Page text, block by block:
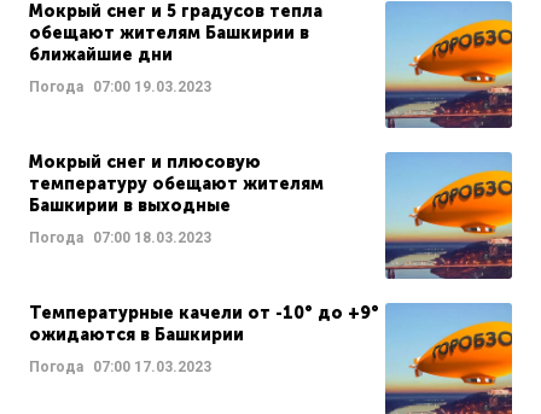
Мокрый снег и 5 градусов тепла
обещают жителям Башкирии в
ближайшие дни
Погода 07:00 19.03.2023
Мокрый снег и плюсовую
температуру обещают жителям
Башкирии в выходные
Погода 07:00 18.03.2023
Температурные качели от -10° до +9°
ожидаются в Башкирии
Погода 07:00 17.03.2023